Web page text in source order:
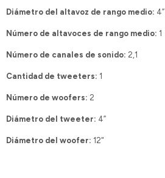
Diámetro del altavoz de rango medio: 4”
Número de altavoces de rango medio: 1
Número de canales de sonido: 2,1
Cantidad de tweeters: 1
Número de woofers: 2
Diámetro del tweeter: 4”
Diámetro del woofer: 12"